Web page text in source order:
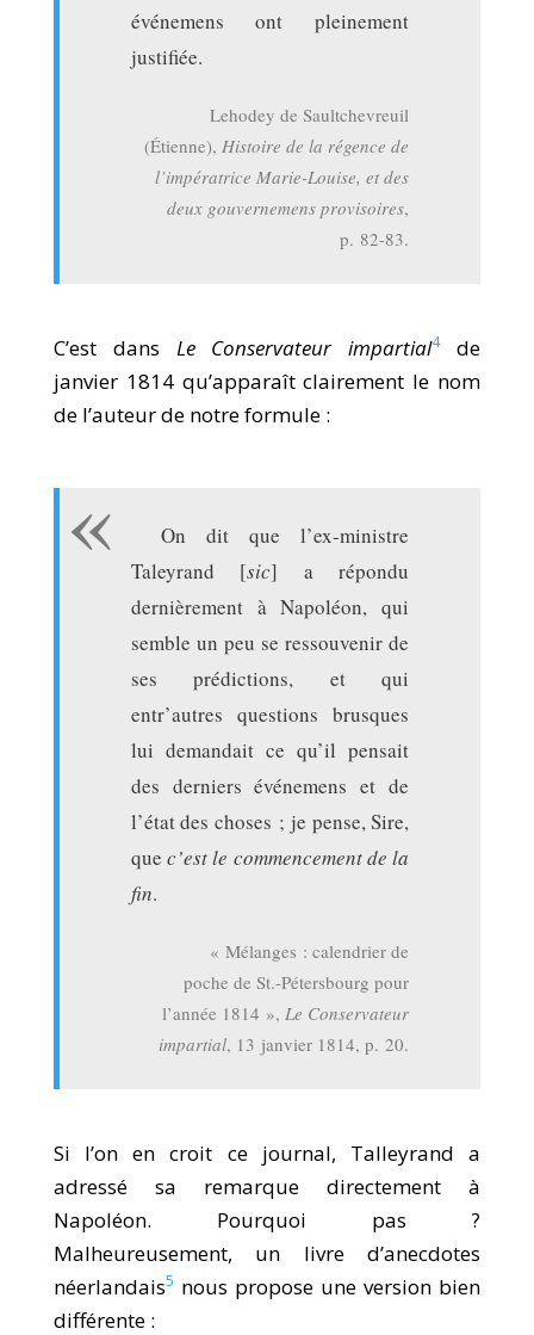
événemens ont pleinement
justifiée.
Lehodey de Saultchevreuil
(Étienne),Histoire de la régence de
l’impératrice Marie-Louise, et des
deux gouvernemens provisoires,
p. 82-83.
C’est dans Le Conservateur impartial4de
janvier 1814 qu’apparaît clairement le nom
de l’auteur de notre formule :
On dit que l’ex-ministre
Taleyrand [sic] a répondu
dernièrement à Napoléon, qui
semble un peu se ressouvenir de
ses prédictions, et qui
entr’autres questions brusques
lui demandait ce qu’il pensait
des derniers événemens et de
l’état des choses ; je pense, Sire,
quec’est le commencement de la
fin.
« Mélanges : calendrier de
poche de St.-Pétersbourg pour
l’année 1814 »,Le Conservateur
impartial, 13 janvier 1814, p. 20.
Si l’on en croit ce journal, Talleyrand a
adressé sa remarque directement à
Napoléon. Pourquoi pas ?
Malheureusement, un livre d’anecdotes
néerlandais5 nous propose une version bien
différente :